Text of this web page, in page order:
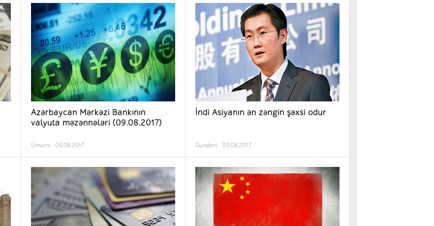
Azərbaycan Mərkəzi Bankının
valyuta məzənnələri (09.08.2017)
Ümumi 09.08.2017
İndi Asiyanın ən zəngin şəxsi odur
Gündəm 09.08.2017